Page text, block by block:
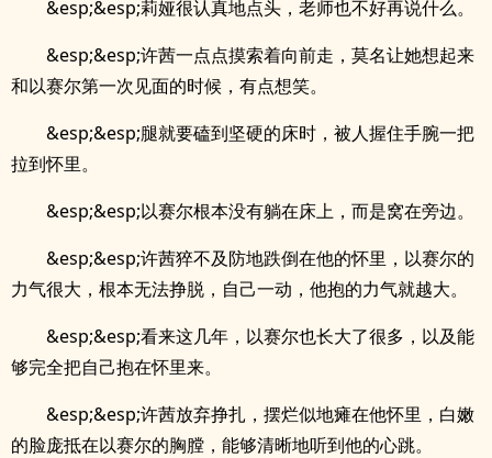
&esp;&esp;莉娅很认真地点头，老师也不好再说什么。
&esp;&esp;许茜一点点摸索着向前走，莫名让她想起来
和以赛尔第一次见面的时候，有点想笑。
&esp;&esp;腿就要磕到坚硬的床时，被人握住手腕一把
拉到怀里。
&esp;&esp;以赛尔根本没有躺在床上，而是窝在旁边。
&esp;&esp;许茜猝不及防地跌倒在他的怀里，以赛尔的
力气很大，根本无法挣脱，自己一动，他抱的力气就越大。
&esp;&esp;看来这几年，以赛尔也长大了很多，以及能
够完全把自己抱在怀里来。
&esp;&esp;许茜放弃挣扎，摆烂似地瘫在他怀里，白嫩
的脸庞抵在以赛尔的胸膛，能够清晰地听到他的心跳。